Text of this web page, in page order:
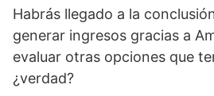
Habrás llegado a la
generar ingresos gracias a
evaluar otras opciones que
¿verdad?